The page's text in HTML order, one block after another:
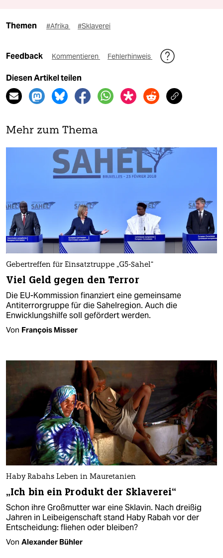
Themen #Afrika #Sklaverei
Feedback Kommentieren Fehlerhinweis
Diesen Artikel teilen
Mehr zum Thema
Gebertreffen für Einsatztruppe „G5-Sahel“
Viel Geld gegen den Terror
Die EU-Kommission finanziert eine gemeinsame
Antiterrorgruppe für die Sahelregion. Auch die
Enwicklungshilfe soll gefördert werden.
Von François Misser
Haby Rabahs Leben in Mauretanien
„Ich bin ein Produkt der Sklaverei“
Schon ihre Großmutter war eine Sklavin. Nach dreißig
Jahren in Leibeigenschaft stand Haby Rabah vor der
Entscheidung: fliehen oder bleiben?
Von Alexander Bühler